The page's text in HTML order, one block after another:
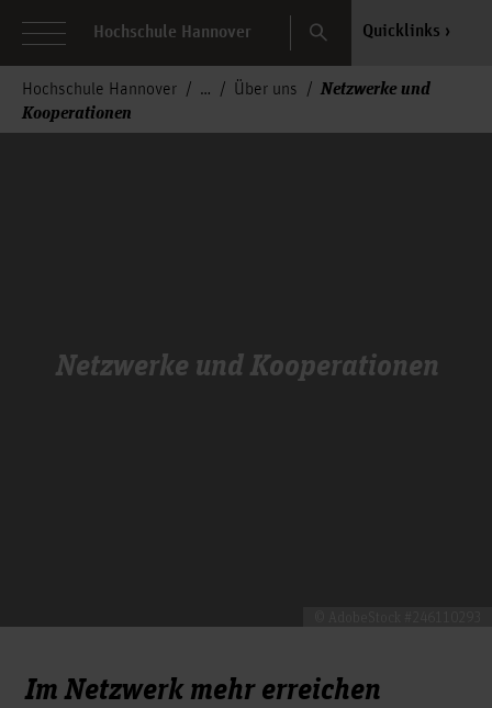
Hochschule Hannover Search Quicklinks
Hochschule Hannover Über uns
Netzwerke und
Kooperationen
Netzwerke und Kooperationen
Im Netzwerk mehr erreichen